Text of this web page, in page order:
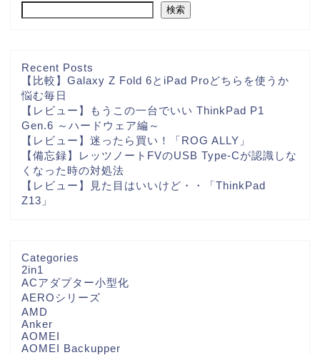
検索
Recent Posts
【比較】Galaxy Z Fold 6とiPad Proどちらを使うか
悩む毎日
【レビュー】もうこの一台でいい ThinkPad P1
Gen.6 ～ハードウェア編～
【レビュー】迷ったら買い！「ROG ALLY」
【備忘録】レッツノートFVのUSB Type-Cが認識しな
くなった時の対処法
【レビュー】見た目はいいけど・・「ThinkPad
Z13」
Categories
2in1
ACアダプター小型化
AEROシリーズ
AMD
Anker
AOMEI
AOMEI Backupper